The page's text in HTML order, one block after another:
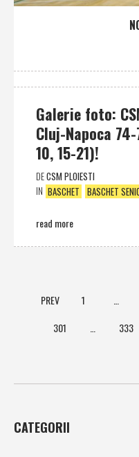
Galerie foto:
Cluj-Napoca
10, 15-21)!
DECSM PLOIESTI
IN BASCHET BASCHET
read more
PREV 1
301
333
CATEGORII